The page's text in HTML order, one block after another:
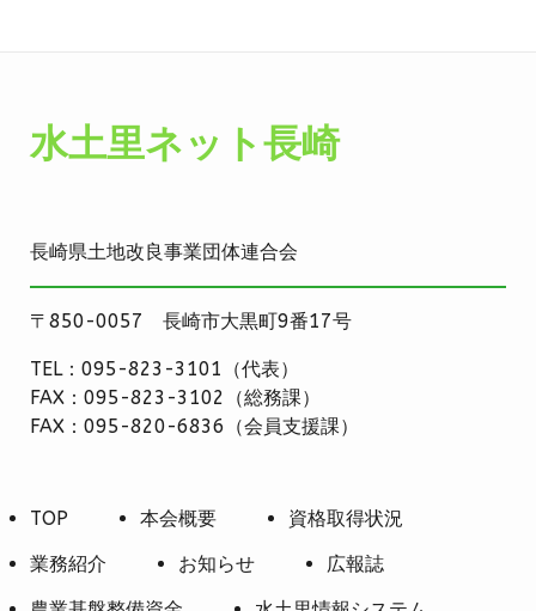
水土里ネット長崎
長崎県土地改良事業団体連合会
〒850-0057 長崎市大黒町9番17号
TEL：095-823-3101（代表）
FAX：095-823-3102（総務課）
FAX：095-820-6836（会員支援課）
TOP 本会概要
資格取得状況
業務紹介
お知らせ
広報誌